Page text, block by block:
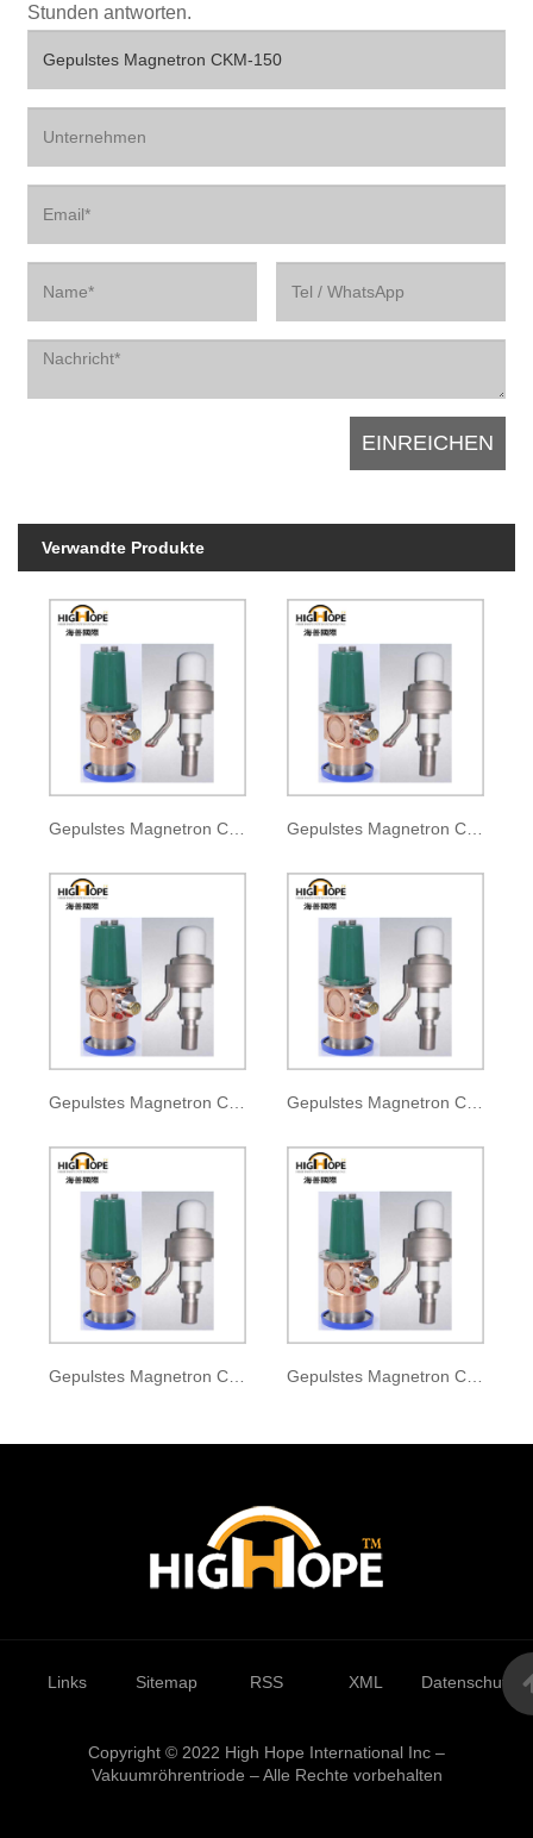
Stunden antworten.
Verwandte Produkte
Gepulstes Magnetron CKM-110 Gepulstes Magnetron CKM-110A
Gepulstes Magnetron CKM-110B
Gepulstes Magnetron CKM-120
Links Sitemap RSS XML
Copyright © 2022 High Hope International Inc –
Vakuumröhrentriode – Alle Rechte vorbehalten